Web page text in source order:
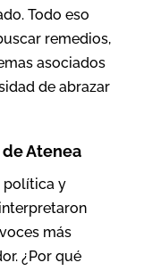
Todo eso
remedios,
asociados
de abrazar
Atenea
política y
más
¿Por qué